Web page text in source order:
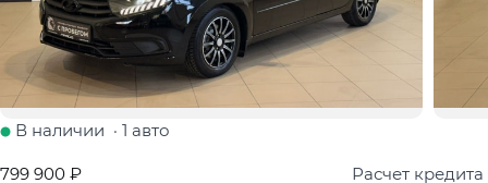
В наличии · 1 авто
799 900 ₽
Расчет кредита